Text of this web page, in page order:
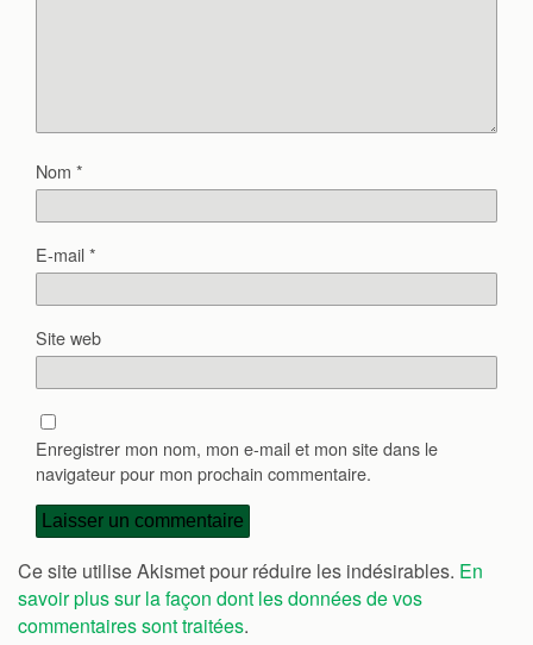
Nom *
E-mail*
Site web
Enregistrer mon nom, mon e-mail et mon site dans le
navigateur pour mon prochain commentaire.
Ce site utilise Akismet pour réduire les indésirables. En
savoir plus sur la façon dont les données de vos
commentaires sont traitées.